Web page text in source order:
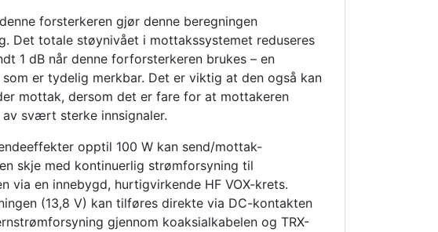
forsterkeren gjør denne beregningen
Det totale støynivået i mottakssystemet reduseres
1 dB når denne forforsterkeren brukes – en
er tydelig merkbar. Det er viktig at den også kan
mottak, dersom det er fare for at mottakeren
svært sterke innsignaler.
opptil 100 W kan send/mottak-
skje med kontinuerlig strømforsyning til
via en innebygd, hurtigvirkende HF VOX-krets.
(13,8 V) kan tilføres direkte via DC-kontakten
gjennom koaksialkabelen og TRX-